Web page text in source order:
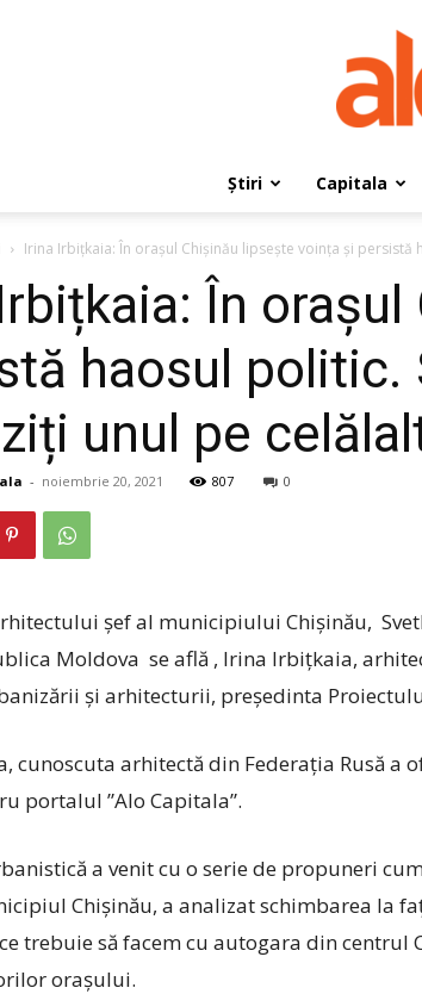
Știri Capitala
Irina Irbițkaia: În orașul Chișinău lipsește voința și persistă
În
haosul politic.
unul pe
- noiembrie 20, 2021 807 0
șef al municipiului Chișinău,
Moldova se află , Irina Irbițkaia,
și arhitecturii, președinta
cunoscuta arhitectă din Federația Rusă a
portalul ”Alo Capitala”.
a venit cu o serie de propuneri
Chișinău, a analizat schimbarea la
trebuie să facem cu autogara din centrul
orașului.